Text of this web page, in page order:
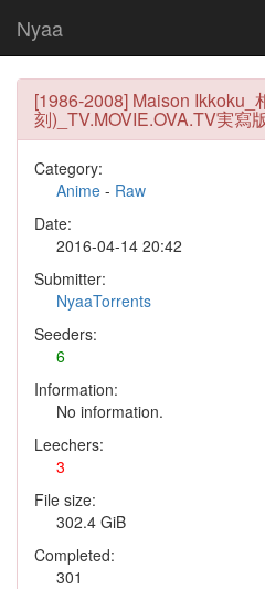
Nyaa
[1986-2008] Maison Ikkoku_
刻)_TV.MOVIE.OVA.TV実寫
Category:
Anime - Raw
Date:
2016-04-14 20:42
Submitter:
NyaaTorrents
Seeders:
6
Information:
No information.
Leechers:
3
File size:
302.4 GiB
Completed:
301